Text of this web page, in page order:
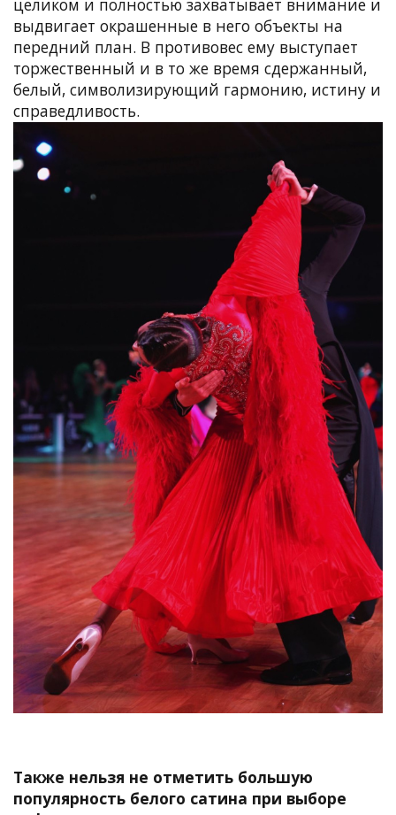
целиком и полностью захватывает внимание и
выдвигает окрашенные в него объекты на
передний план. В противовес ему выступает
торжественный и в то же время сдержанный,
белый, символизирующий гармонию, истину и
справедливость.
Также нельзя не отметить большую
популярность белого сатина при выборе